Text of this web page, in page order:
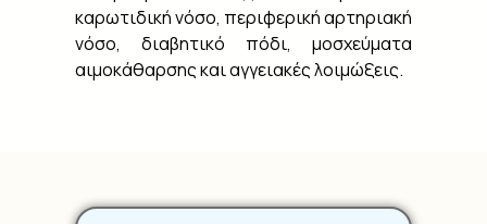
καρωτιδική νόσο, περιφερική αρτηριακή
νόσο, διαβητικό πόδι, μοσχεύματα
αιμοκάθαρσης και αγγειακές λοιμώξεις.